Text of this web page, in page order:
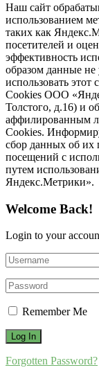
Наш сайт
использованием
таких как
посетителей и
эффективность
образом данные
использовать этот
Cookies ООО
Толстого, д.16) и
аффилированным
Cookies.
сбор данных об их
посещений с
путем
Яндекс.Метрики».
Welcome Back!
Login to your
Remember Me
Forgotten Password?